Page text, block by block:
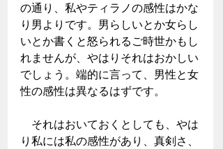
の通り、私やティラノの感性はかな
り男よりです。男らしいとか女らし
いとか書くと怒られるご時世かもし
れませんが、やはりそれはおかしい
でしょう。端的に言って、男性と女
性の感性は異なるはずです。
それはおいておくとしても、やは
り私には私の感性があり、真剣さ、